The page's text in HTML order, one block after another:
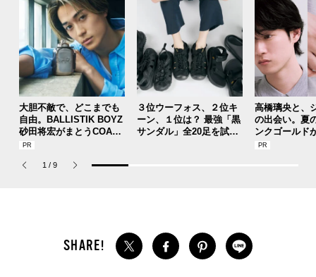
大胆不敵で、どこまでも
自由。BALLISTIK BOYZ
砂田将宏がまとうCOACH
の新作フレグランス「コ
パルファム」
３位ウーフォス、２位キ
ーン、１位は？ 最強「黒
サンダル」全20足を試着
高橋璃央と、
の出会い。夏
ンクゴールド
SUMMER
1 / 9